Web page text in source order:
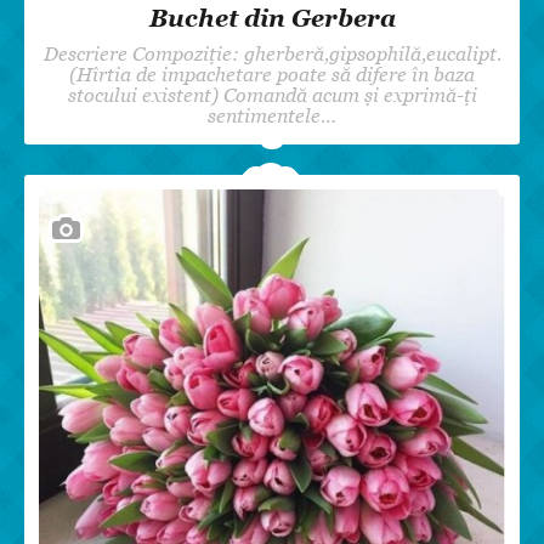
Buchet din Gerbera
Descriere Compoziție: gherberă,gipsophilă,eucalipt.
(Hîrtia de impachetare poate să difere în baza
stocului existent) Comandă acum și exprimă-ți
sentimentele…